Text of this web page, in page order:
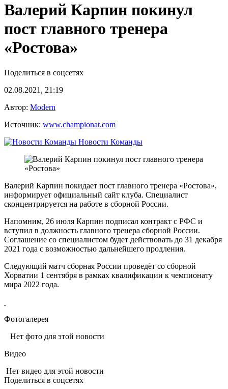
Валерий Карпин покинул
пост главного тренера
«Ростова»
Поделиться в соцсетях
02.08.2021, 21:19
Автор: Modern
Источник: www.championat.com
Новости Команды
Валерий Карпин покидает пост главного тренера «Ростова»,
информирует официальный сайт клуба. Специалист
сконцентрируется на работе в сборной России.
Напомним, 26 июля Карпин подписал контракт с РФС и
вступил в должность главного тренера сборной России.
Соглашение со специалистом будет действовать до 31 декабря
2021 года с возможностью дальнейшего продления.
Следующий матч сборная России проведёт со сборной
Хорватии 1 сентября в рамках квалификации к чемпионату
мира 2022 года.
Фотогалерея
Нет фото для этой новости
Видео
Нет видео для этой новости
Поделиться в соцсетях